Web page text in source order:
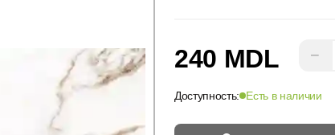
240 MDL −
Доступность: Есть в наличии